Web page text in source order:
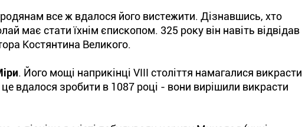
все ж вдалося його вистежити. Дізнавшись, хто
має стати їхнім єпископом. 325 року він навіть відвідав
Костянтина Великого.
. Його мощі наприкінці VIII століття намагалися викрасти
вдалося зробити в 1087 році - вони вирішили викрасти